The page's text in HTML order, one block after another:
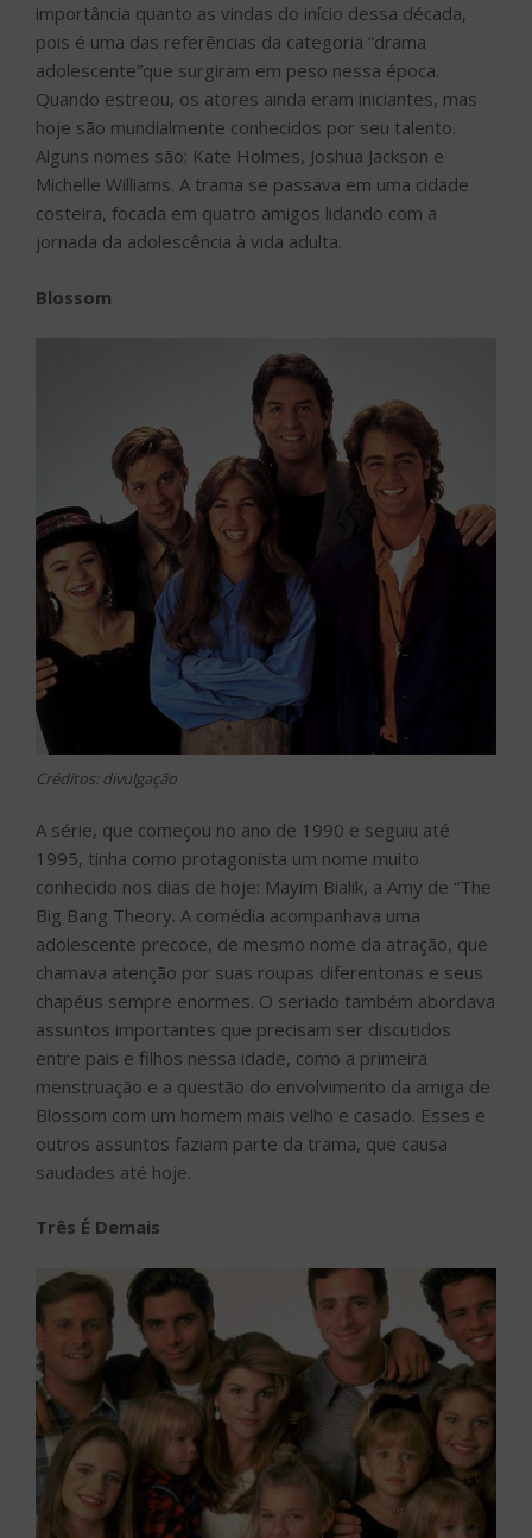
importância quanto as vindas do início dessa década,
pois é uma das referências da categoria “drama
adolescente”que surgiram em peso nessa época.
Quando estreou, os atores ainda eram iniciantes, mas
hoje são mundialmente conhecidos por seu talento.
Alguns nomes são: Kate Holmes, Joshua Jackson e
Michelle Williams. A trama se passava em uma cidade
costeira, focada em quatro amigos lidando com a
jornada da adolescência à vida adulta.
Blossom
Créditos: divulgação
A série, que começou no ano de 1990 e seguiu até
1995, tinha como protagonista um nome muito
conhecido nos dias de hoje: Mayim Bialik, a Amy de “The
Big Bang Theory. A comédia acompanhava uma
adolescente precoce, de mesmo nome da atração, que
chamava atenção por suas roupas diferentonas e seus
chapéus sempre enormes. O seriado também abordava
assuntos importantes que precisam ser discutidos
entre pais e filhos nessa idade, como a primeira
menstruação e a questão do envolvimento da amiga de
Blossom com um homem mais velho e casado. Esses e
outros assuntos faziam parte da trama, que causa
saudades até hoje.
Três É Demais